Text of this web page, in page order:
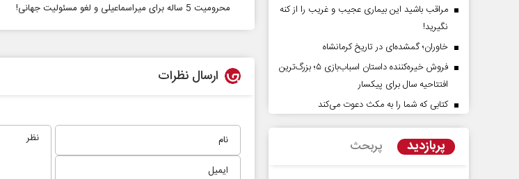
محرومیت 5 ساله برای میراسماعیلی و لغو مسئولیت جهانی!
ارسال نظرات
مراقب باشید این بیماری عجیب و غریب را از کنه
نگیرید!
خاوران؛ گمشده‌ای در تاریخ کرمانشاه
فروش خیره‌کننده داستان اسباب‌بازی ۵؛ بزرگ‌ترین
افتتاحیه سال برای پیکسار
کتابی که شما را به مکث دعوت می‌کند
پربازدید پربحث
- کارشناس ارشد مسائل منطقه
حادثه‌های کوچک سرنوشت‌های
محمدجعفر محمدزاده - نویسنده و پژوهشگر
مدیریت ایرانی بر شناور‌های مضر
در تنگه هرمز
دکتر حسن عابدینی - معاون سیاسی سازمان
صداوسیما